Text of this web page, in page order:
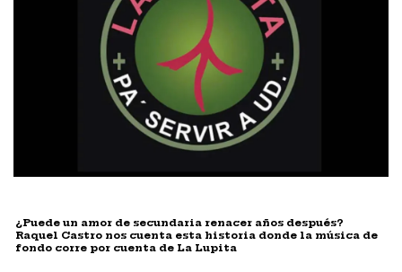
¿Puede un amor de secundaria renacer años después?
Raquel Castro nos cuenta esta historia donde la música de
fondo corre por cuenta de La Lupita